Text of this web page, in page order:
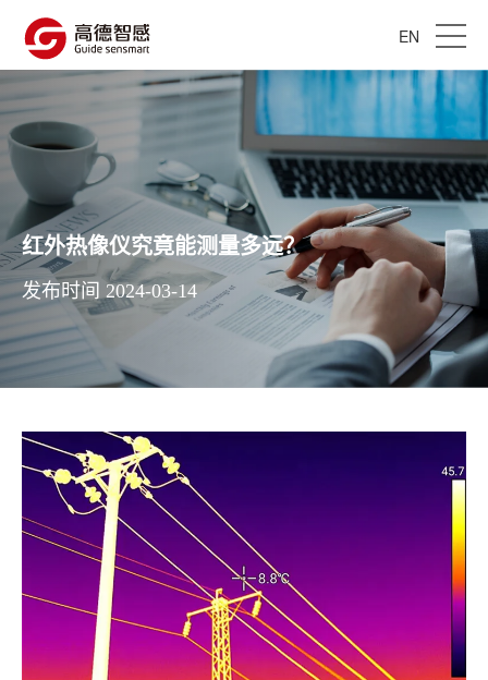
EN
红外热像仪究竟能测量多远？
发布时间 2024-03-14